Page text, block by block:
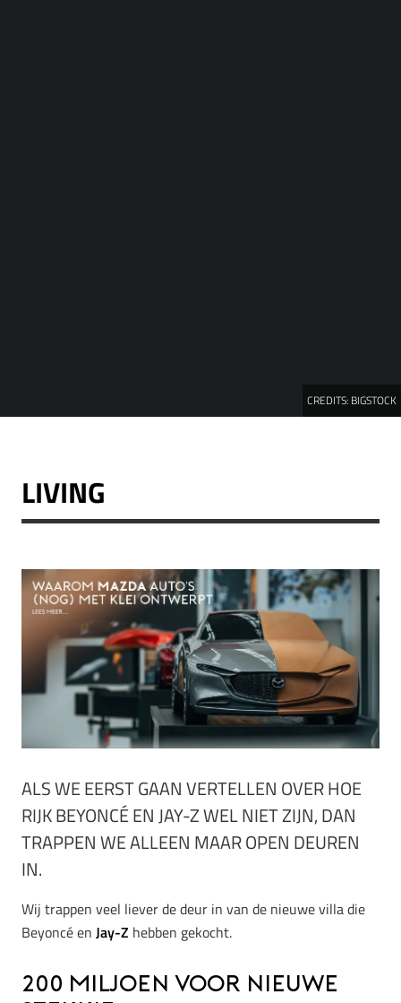
CREDITS: BIGSTOCK
LIVING
ALS WE EERST GAAN VERTELLEN OVER HOE
RIJK BEYONCÉ EN JAY-Z WEL NIET ZIJN, DAN
TRAPPEN WE ALLEEN MAAR OPEN DEUREN
IN.
Wij trappen veel liever de deur in van de nieuwe villa die
Beyoncé en Jay-Z hebben gekocht.
200 miljoen voor nieuwe